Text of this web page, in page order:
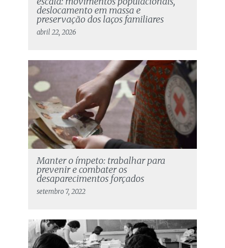
deslocamento em massa e
preservação dos laços familiares
abril 22, 2026
Manter o ímpeto: trabalhar para
prevenir e combater os
desaparecimentos forçados
setembro 7, 2022